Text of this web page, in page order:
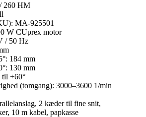
260 HM
MA-925501
W CUprex motor
/ 50 Hz
184 mm
130 mm
til +60°
(tomgang): 3000–3600 1/min
2 kæder til fine snit,
10 m kabel, papkasse